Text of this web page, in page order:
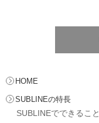
HOME
SUBLINEの特長
SUBLINEでできること